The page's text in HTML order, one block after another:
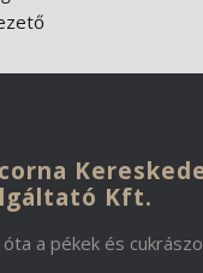
Kft.
a pékek és